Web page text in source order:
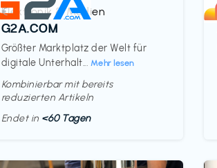
Elektronik & Medien
G2A.COM
Größter Marktplatz der Welt für
digitale Unterhalt... Mehr lesen
€‎
Kombinierbar mit bereits
reduzierten Artikeln
Endet in <60 Tagen